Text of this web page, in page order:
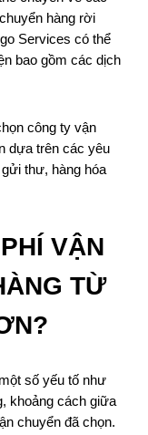
hàng rời
Services có thể
bao gồm các dịch
công ty vận
dựa trên các yêu
thư, hàng hóa
VẬN
TỪ
số yếu tố như
khoảng cách giữa
chuyển đã chọn.